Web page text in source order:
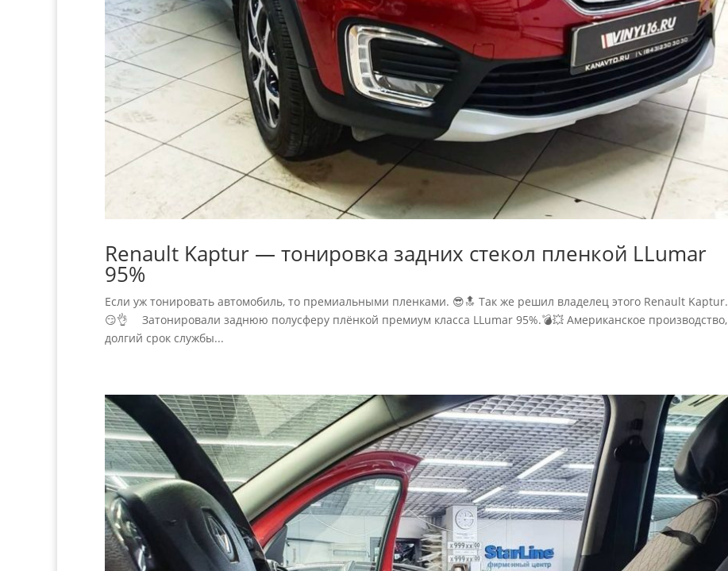
Renault Kaptur — тонировка задних стекол пленкой LLumar
95%
Если уж тонировать автомобиль, то премиальными пленками. 😎🔝 Так же решил владелец этого Renault Kaptur.
😏👌 ⠀ Затонировали заднюю полусферу плёнкой премиум класса LLumar 95%.💣💥 Американское производство,
долгий срок службы...